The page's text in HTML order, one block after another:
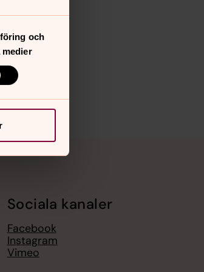
och
medier
Sociala kanaler
Facebook
Instagram
Vimeo